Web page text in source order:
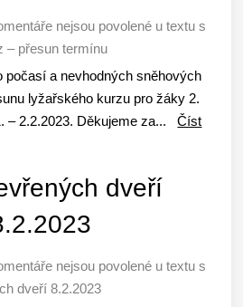
nejsou povolené u textu s
– přesun termínu
počasí a nevhodných sněhových
lyžařského kurzu pro žáky 2.
– 2.2.2023. Děkujeme za...Číst
dveří
nejsou povolené u textu s
dveří 8.2.2023